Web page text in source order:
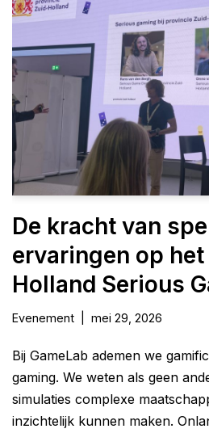
De kracht van
ervaringen op
Holland Serious
Evenement mei 29, 2026
Bij GameLab ademen we
gaming. We weten als geen
simulaties complexe
inzichtelijk kunnen maken.